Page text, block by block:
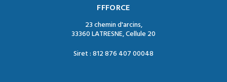
FFFORCE
23 chemin d'arcins,
33360 LATRESNE, Cellule 20
Siret : 812 876 407 00048